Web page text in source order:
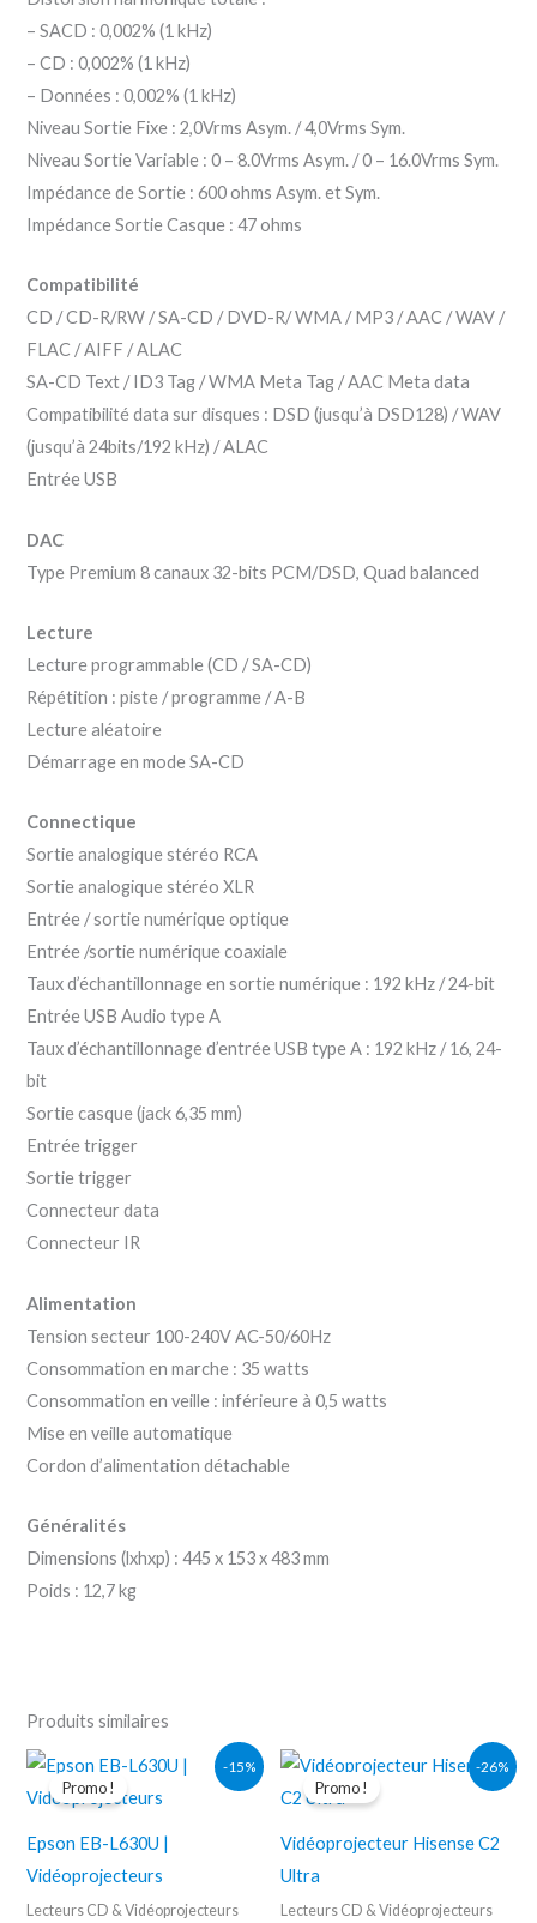
– SACD : 0,002% (1 kHz)
– CD : 0,002% (1 kHz)
– Données : 0,002% (1 kHz)
Niveau Sortie Fixe : 2,0Vrms Asym. / 4,0Vrms Sym.
Niveau Sortie Variable : 0 – 8.0Vrms Asym. / 0 – 16.0Vrms Sym.
Impédance de Sortie : 600 ohms Asym. et Sym.
Impédance Sortie Casque : 47 ohms
Compatibilité
CD / CD-R/RW / SA-CD / DVD-R/ WMA / MP3 / AAC / WAV /
FLAC / AIFF / ALAC
SA-CD Text / ID3 Tag / WMA Meta Tag / AAC Meta data
Compatibilité data sur disques : DSD (jusqu’à DSD128) / WAV
(jusqu’à 24bits/192 kHz) / ALAC
Entrée USB
DAC
Type Premium 8 canaux 32-bits PCM/DSD, Quad balanced
Lecture
Lecture programmable (CD / SA-CD)
Répétition : piste / programme / A-B
Lecture aléatoire
Démarrage en mode SA-CD
Connectique
Sortie analogique stéréo RCA
Sortie analogique stéréo XLR
Entrée / sortie numérique optique
Entrée /sortie numérique coaxiale
Taux d’échantillonnage en sortie numérique : 192 kHz / 24-bit
Entrée USB Audio type A
Taux d’échantillonnage d’entrée USB type A : 192 kHz / 16, 24-
bit
Sortie casque (jack 6,35 mm)
Entrée trigger
Sortie trigger
Connecteur data
Connecteur IR
Alimentation
Tension secteur 100-240V AC-50/60Hz
Consommation en marche : 35 watts
Consommation en veille : inférieure à 0,5 watts
Mise en veille automatique
Cordon d’alimentation détachable
Généralités
Dimensions (lxhxp) : 445 x 153 x 483 mm
Poids : 12,7 kg
Produits similaires
-15%
Promo !
Epson EB-L630U |
Vidéoprojecteurs
Lecteurs CD & Vidéoprojecteurs
Le
prix
initial
3.369,00€.
Le
prix
-26%
Promo !
Vidéoprojecteur Hisense C2
Ultra
Lecteurs CD & Vidéoprojecteurs
Le
prix
initial
2.890,00€.
Le
prix
2.133,33€.